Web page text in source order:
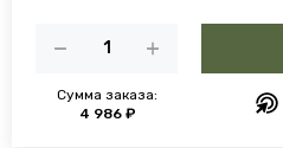
Сумма заказа:
4 986 ₽